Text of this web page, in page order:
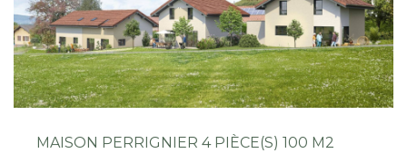
MAISON PERRIGNIER 4 PIÈCE(S) 100 M2